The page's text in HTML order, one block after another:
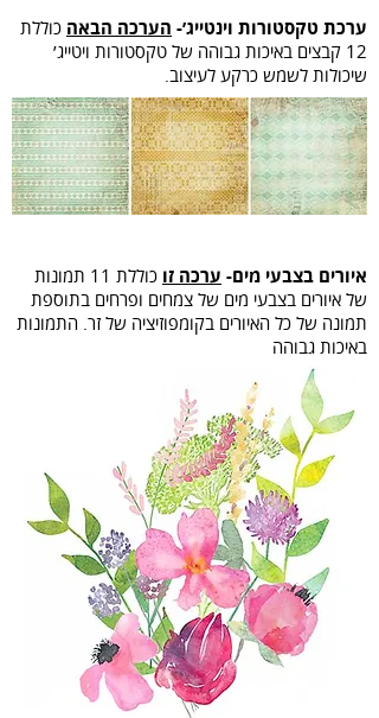
ערכת טקסטורות וינטייג׳- הערכה הבאה כוללת
12 קבצים באיכות גבוהה של טקסטורות ויטייג׳
שיכולות לשמש כרקע לעיצוב.
איורים בצבעי מים- ערכה זו
כוללת 11 תמונות
של איורים בצבעי מים של צמחים ופרחים בתוספת
תמונה של כל האיורים בקומפוזיציה של זר. התמונות
באיכות גבוהה